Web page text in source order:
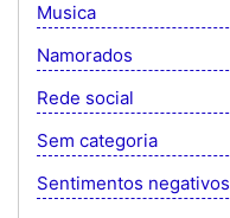
Musica
Namorados
Rede social
Sem categoria
Sentimentos negativos